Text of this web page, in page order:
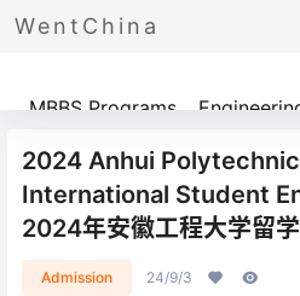
WentChina
Programs
MBBS Programs
2024 Anhui
International Student
2024年安徽工程大学留
Admission 24/9/3